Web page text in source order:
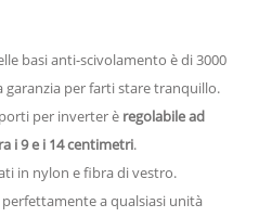
basi anti-scivolamento è di 3000
garanzia per farti stare tranquillo.
per inverter è regolabile ad
i 9 e i 14 centimetri.
in nylon e fibra di vestro.
a qualsiasi unità